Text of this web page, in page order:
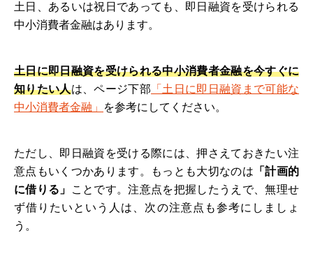
土日、あるいは祝日であっても、即日融資を受けられる
中小消費者金融はあります。
土日に即日融資を受けられる中小消費者金融を今すぐに
知りたい人は、ページ下部 「土日に即日融資まで可能な
中小消費者金融」
を参考にしてください。
ただし、即日融資を受ける際には、押さえておきたい注
意点もいくつかあります。もっとも大切なのは 「計画的
に借りる」
ことです。注意点を把握したうえで、無理せ
ず借りたいという人は、次の注意点も参考にしましょ
う。